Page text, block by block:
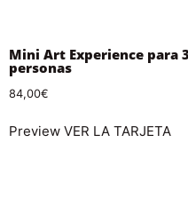
Mini Art Experience para
personas
84,00€
Preview VER LA TARJETA